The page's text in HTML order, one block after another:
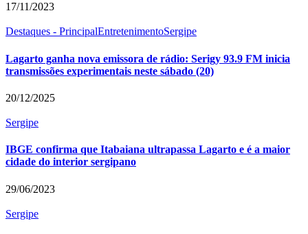
17/11/2023
Destaques - PrincipalEntretenimentoSergipe
Lagarto ganha nova emissora de rádio: Serigy 93.9 FM inicia
transmissões experimentais neste sábado (20)
20/12/2025
Sergipe
IBGE confirma que Itabaiana ultrapassa Lagarto e é a maior
cidade do interior sergipano
29/06/2023
Sergipe